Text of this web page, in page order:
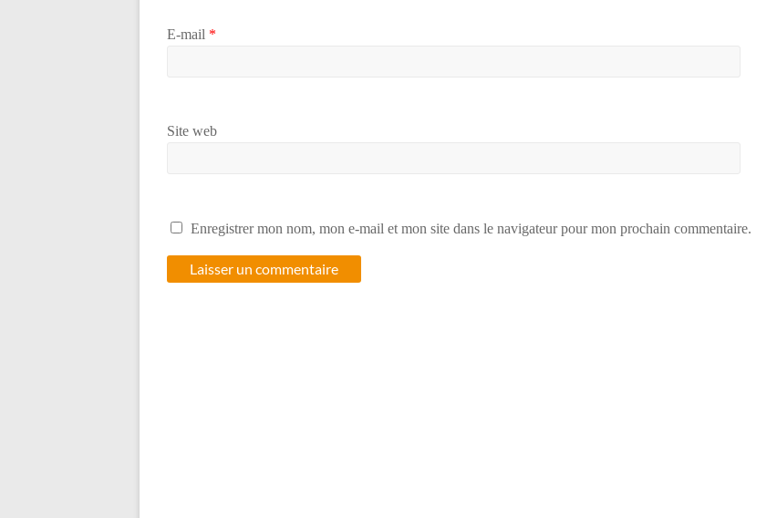
E-mail *
Site web
Enregistrer mon nom, mon e-mail et mon site dans le navigateur pour mon prochain commentaire.